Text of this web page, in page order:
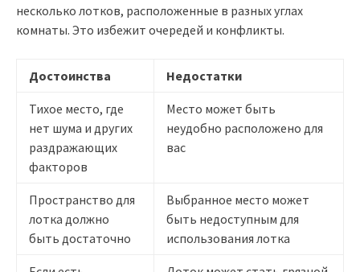
несколько лотков, расположенные в разных углах
комнаты. Это избежит очередей и конфликты.
Достоинства Недостатки
Тихое место, где
нет шума и других
раздражающих
факторов
Место может быть
неудобно расположено для
вас
Пространство для
лотка должно
быть достаточно
Выбранное место может
быть недоступным для
использования лотка